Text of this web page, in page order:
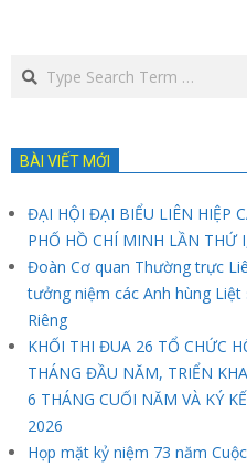
Search
BÀI VIẾT MỚI
ĐẠI HỘI ĐẠI BIỂU LIÊN HIỆP
PHỐ HỒ CHÍ MINH LẦN THỨ
Đoàn Cơ quan Thường trực
tưởng niệm các Anh hùng
Riêng
KHỐI THI ĐUA 26 TỔ CHỨC
THÁNG ĐẦU NĂM, TRIỂN
6 THÁNG CUỐI NĂM VÀ KÝ
2026
Họp mặt kỷ niệm 73 năm